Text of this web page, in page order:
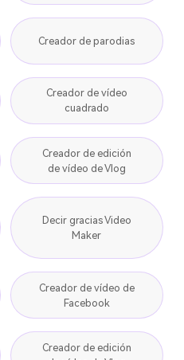
Creador de parodias
Creador de vídeo
cuadrado
Creador de edición
de vídeo de Vlog
Decir gracias Video
Maker
Creador de vídeo de
Facebook
Creador de edición